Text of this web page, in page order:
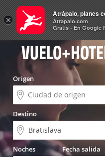
Vuelo+Hotel
Origen
Destino
Noches Fecha salida
×
Atrápalo, planes
Atrapalo.com
Gratis - En Google